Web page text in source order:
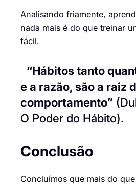
Analisando friamente,
nada mais é do que treinar
fácil.
“Hábitos tanto
e a razão, são a raiz
comportamento”
O Poder do Hábito).
Conclusão
Concluímos que mais do